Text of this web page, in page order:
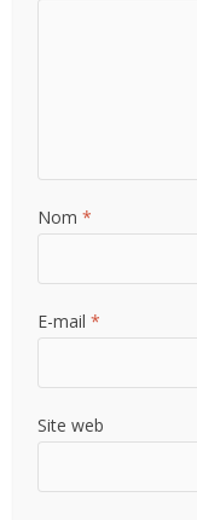
Nom*
E-mail*
Site web